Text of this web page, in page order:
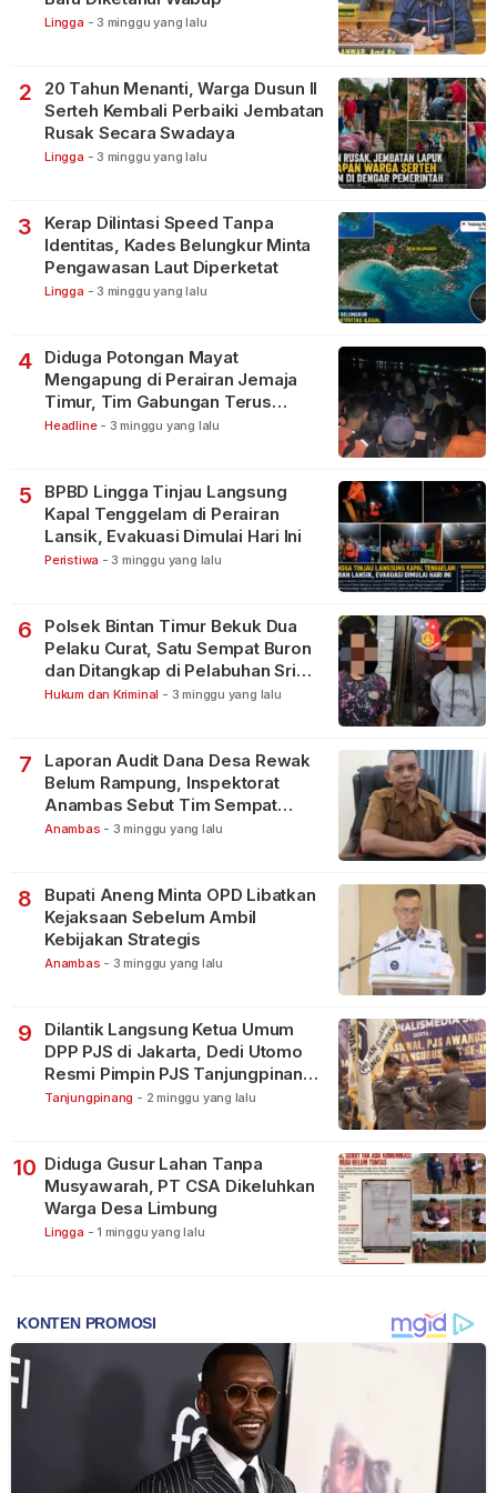
Lingga - 3 minggu yang lalu
2
20 Tahun Menanti, Warga Dusun II
Serteh Kembali Perbaiki Jembatan
Rusak Secara Swadaya
Lingga - 3 minggu yang lalu
3
Kerap Dilintasi Speed Tanpa
Identitas, Kades Belungkur Minta
Pengawasan Laut Diperketat
Lingga - 3 minggu yang lalu
4
Diduga Potongan Mayat
Mengapung di Perairan Jemaja
Timur, Tim Gabungan Terus
Lakukan Pencarian
Headline - 3 minggu yang lalu
5
BPBD Lingga Tinjau Langsung
Kapal Tenggelam di Perairan
Lansik, Evakuasi Dimulai Hari Ini
Peristiwa - 3 minggu yang lalu
6
Polsek Bintan Timur Bekuk Dua
Pelaku Curat, Satu Sempat Buron
dan Ditangkap di Pelabuhan Sri
Bintan Pura
Hukum dan Kriminal - 3 minggu yang lalu
7
Laporan Audit Dana Desa Rewak
Belum Rampung, Inspektorat
Anambas Sebut Tim Sempat
Terbagi Tangani Kasus Lain
Anambas - 3 minggu yang lalu
8
Bupati Aneng Minta OPD Libatkan
Kejaksaan Sebelum Ambil
Kebijakan Strategis
Anambas - 3 minggu yang lalu
9
Dilantik Langsung Ketua Umum
DPP PJS di Jakarta, Dedi Utomo
Resmi Pimpin PJS Tanjungpinang-
Bintan
Tanjungpinang - 2 minggu yang lalu
10 Diduga Gusur Lahan Tanpa
Musyawarah, PT CSA Dikeluhkan
Warga Desa Limbung
Lingga - 1 minggu yang lalu